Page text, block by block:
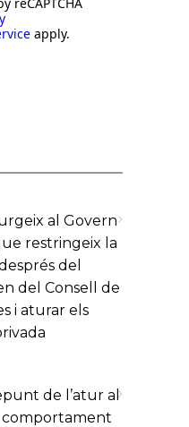
apply.
al Govern
restringeix la
del
del Consell de
i aturar els
de l’atur al